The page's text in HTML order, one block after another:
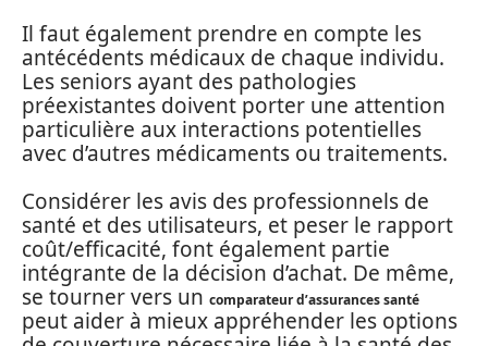
Il faut également prendre en compte les
antécédents médicaux de chaque individu.
Les seniors ayant des pathologies
préexistantes doivent porter une attention
particulière aux interactions potentielles
avec d’autres médicaments ou traitements.
Considérer les avis des professionnels de
santé et des utilisateurs, et peser le rapport
coût/efficacité, font également partie
intégrante de la décision d’achat. De même,
se tourner vers un comparateur d’assurances santé
peut aider à mieux appréhender les options